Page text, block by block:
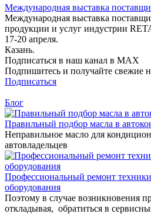
Международная выставка
Международная выставка
продукции и услуг индустрии
17-20 апреля.
Казань.
Подписаться в наш канал в MAX
Подпишитесь и получайте свежие
Подписаться
Блог
Правильный подбор масла в
Неправильное масло для
автовладельцев
Профессиональный ремонт
оборудования
Поэтому в случае возникновения
откладывая, обратиться в